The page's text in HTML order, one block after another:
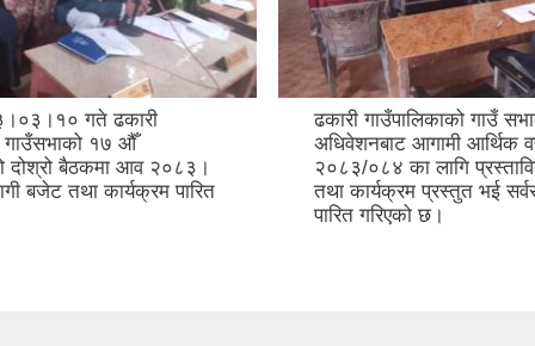
गते ढकारी
गाउँसभाको १७ औँ
दोश्रो बैठकमा आव २०८३।
बजेट तथा कार्यक्रम पारित
ढकारी गाउँपालिकाको गाउँ
अधिवेशनबाट आगामी आर्थिक
२०८३/०८४ का लागि
तथा कार्यक्रम प्रस्तुत भई
पारित गरिएको छ।